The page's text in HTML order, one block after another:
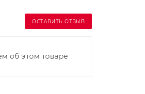
ОСТАВИТЬ ОТЗЫВ
об этом товаре